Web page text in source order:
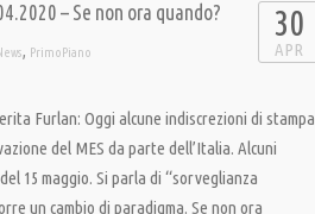
– Se non ora quando?
, PrimoPiano
30
APR
Furlan: Oggi alcune indiscrezioni di stampa
del MES da parte dell’Italia. Alcuni
15 maggio. Si parla di “sorveglianza
un cambio di paradigma. Se non ora